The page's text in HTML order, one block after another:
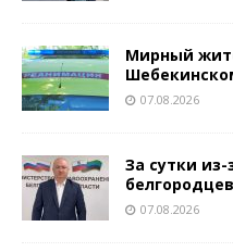
️Мирный
07.08.2026
За сутки
белгородцев
07.08.2026